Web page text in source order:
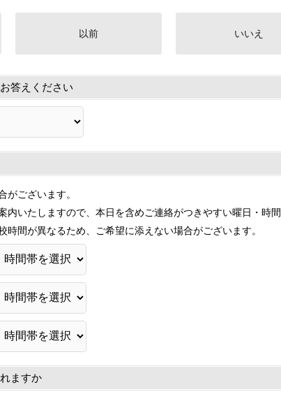
以前 いいえ
答えください
がございます。
内いたしますので、本日を含めご連絡がつきやすい曜日・時
間が異なるため、ご希望に添えない場合がございます。
ますか